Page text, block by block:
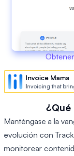
Invoice Mama
Invoicing that
¿Qué
Manténgase a la
evolución con
monitorear